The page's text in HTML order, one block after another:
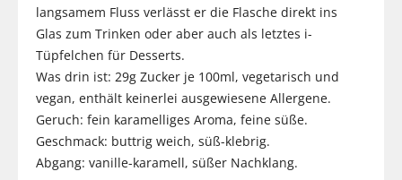
langsamem Fluss verlässt er die Flasche direkt ins
Glas zum Trinken oder aber auch als letztes i-
Tüpfelchen für Desserts.
Was drin ist: 29g Zucker je 100ml, vegetarisch und
vegan, enthält keinerlei ausgewiesene Allergene.
Geruch: fein karamelliges Aroma, feine süße.
Geschmack: buttrig weich, süß-klebrig.
Abgang: vanille-karamell, süßer Nachklang.